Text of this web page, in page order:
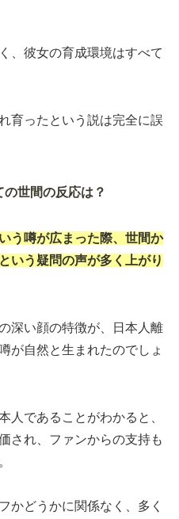
、彼女の育成環境はすべて
育ったという説は完全に誤
の世間の反応は？
う噂が広まった際、世間か
いう疑問の声が多く上がり
深い顔の特徴が、日本人離
が自然と生まれたのでしょ
人であることがわかると、
され、ファンからの支持も
かどうかに関係なく、多く